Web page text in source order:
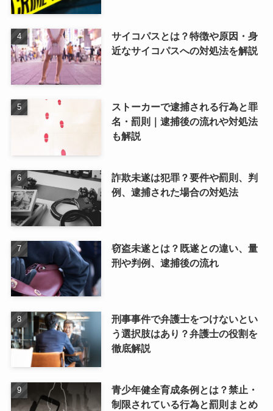
サイコパスとは？特徴や原因・身
近なサイコパスへの対処法を解説
ストーカーで逮捕される行為と罪
名・罰則｜逮捕後の流れや対処法
も解説
詐欺未遂は犯罪？要件や罰則、判
例、逮捕された場合の対処法
窃盗未遂とは？既遂との違い、量
刑や判例、逮捕後の流れ
刑事事件で弁護士をつけないとい
う選択肢はあり？弁護士の役割を
徹底解説
青少年健全育成条例とは？禁止・
制限されている行為と罰則まとめ